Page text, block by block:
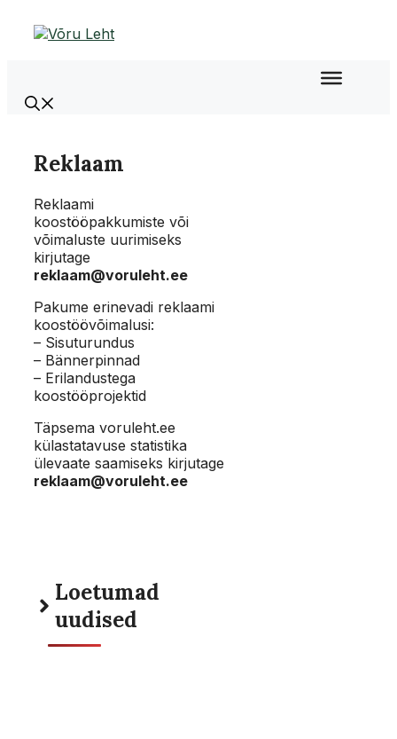
Reklaam
Reklaami
koostööpakkumiste või
võimaluste uurimiseks
kirjutage
reklaam@voruleht.ee
Pakume erinevadi reklaami
koostöövõimalusi:
– Sisuturundus
– Bännerpinnad
– Erilandustega
koostööprojektid
Täpsema voruleht.ee
külastatavuse statistika
ülevaate saamiseks kirjutage
reklaam@voruleht.ee
Loetumad
uudised